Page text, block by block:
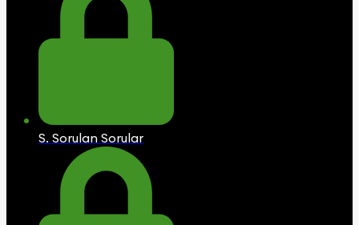
S. Sorulan Sorular